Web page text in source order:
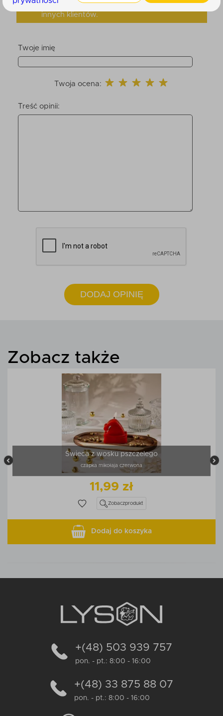
innych klientów.
Twoje imię
Twoja ocena:
Treść opinii:
DODAJ OPINIĘ
Zobacz także
Świeca z wosku pszczelego
czapka mikołaja czerwona
11,99 zł
Zobaczprodukt
Dodaj do koszyka
+(48) 503 939 757
pon. - pt.: 8:00 - 16:00
+(48) 33 875 88 07
pon. - pt.: 8:00 - 16:00